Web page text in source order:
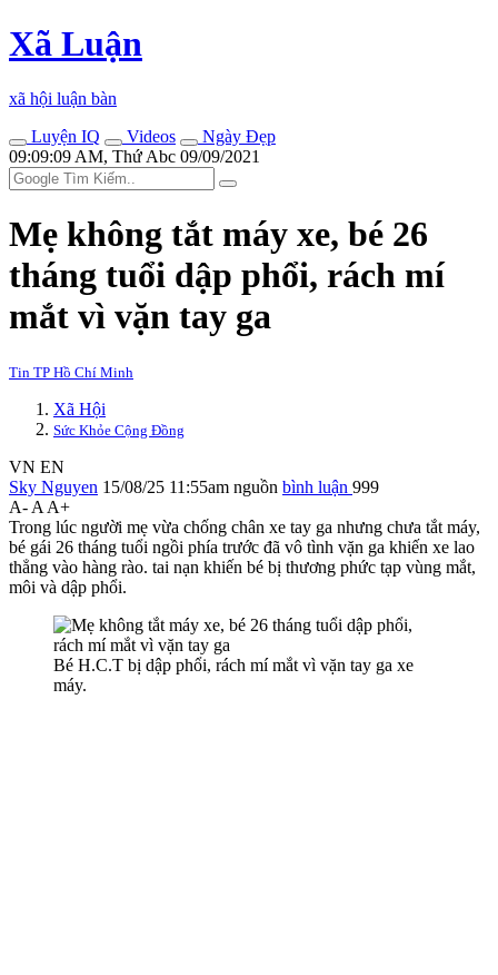
Xã Luận
xã hội luận bàn
Luyện IQ
Videos
Ngày Đẹp
09:09:09 AM, Thứ Abc 09/09/2021
Mẹ không tắt máy xe, bé 26
tháng tuổi dập phổi, rách mí
mắt vì vặn tay ga
Tin TP Hồ Chí Minh
Xã Hội
Sức Khỏe Cộng Đồng
VN EN
Sky Nguyen 15/08/25 11:55am nguồn bình luận 999
A- A A+
Trong lúc người mẹ vừa chống chân xe tay ga nhưng chưa tắt máy,
bé gái 26 tháng tuổi ngồi phía trước đã vô tình vặn ga khiến xe lao
thẳng vào hàng rào. tai nạn khiến bé bị thương phức tạp vùng mắt,
môi và dập phổi.
Bé H.C.T bị dập phổi, rách mí mắt vì vặn tay ga xe
máy.